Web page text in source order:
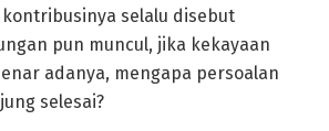
selalu disebut
pun muncul, jika kekayaan
adanya, mengapa persoalan
selesai?